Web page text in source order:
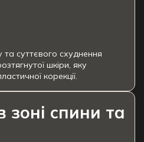
та суттєвого схуднення
шкіри, яку
корекції.
зоні спини та